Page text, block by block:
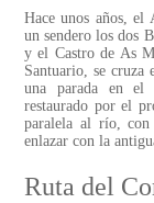
Hace unos años, el
un sendero los dos
y el Castro de As
Santuario, se cruza
una parada en
restaurado por el
paralela al río, con
enlazar con la
Ruta del